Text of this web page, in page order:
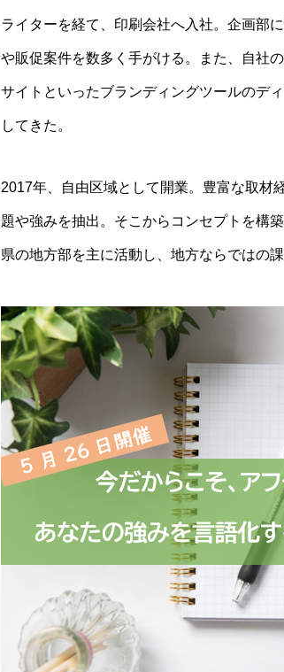
ライターを経て、印刷会社へ入社。企画部
や販促案件を数多く手がける。また、自社
サイトといったブランディングツールのデ
してきた。
2017年、自由区域として開業。豊富な取材
題や強みを抽出。そこからコンセプトを構
県の地方部を主に活動し、地方ならではの課